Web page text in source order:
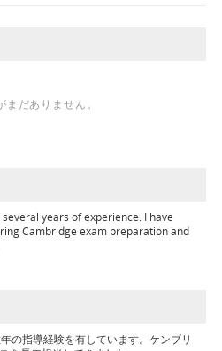
まだありません。
years of experience. I have
Cambridge exam preparation and
の指導経験を有しています。ケンブリ